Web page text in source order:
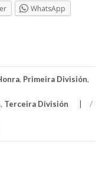
WhatsApp
, Primeira División,
, Terceira División /